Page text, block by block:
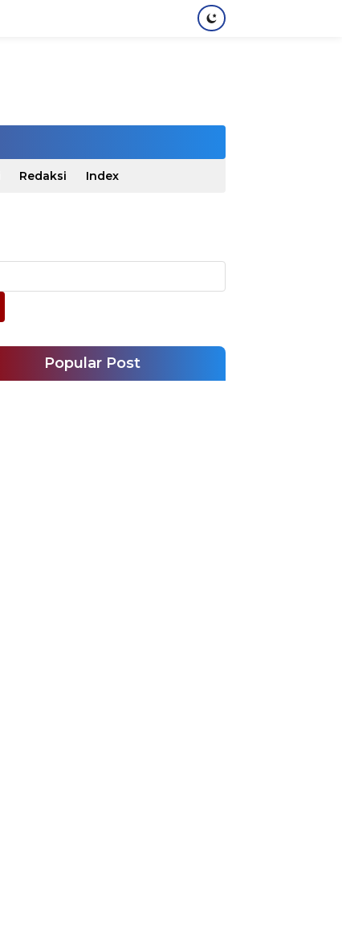
Redaksi Index
Popular Post